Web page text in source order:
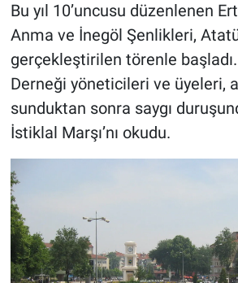
Bu yıl 10’uncusu düzenlenen
Anma ve İnegöl Şenlikleri,
gerçekleştirilen törenle
Derneği yöneticileri ve üyeleri,
sunduktan sonra saygı
İstiklal Marşı’nı okudu.